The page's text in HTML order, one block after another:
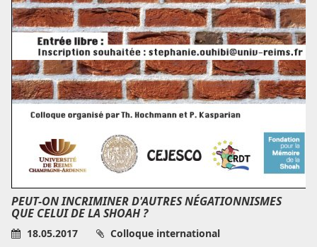
PEUT-ON INCRIMINER D'AUTRES NÉGATIONNISMES
QUE CELUI DE LA SHOAH ?
18.05.2017
Colloque international